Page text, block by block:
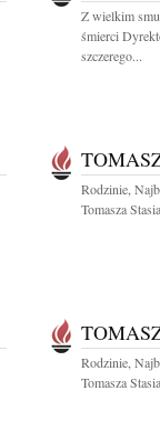
Z wielkim
śmierci
szczerego...
Rodzinie,
Tomasza
Rodzinie,
Tomasza